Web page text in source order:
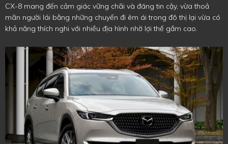
CX-8 mang đến cảm giác vững chãi và đáng tin cậy, vừa thoả
mãn người lái bằng những chuyến đi êm ái trong đô thị lại vừa có
khả năng thích nghi với nhiều địa hình nhờ lợi thế gầm cao.